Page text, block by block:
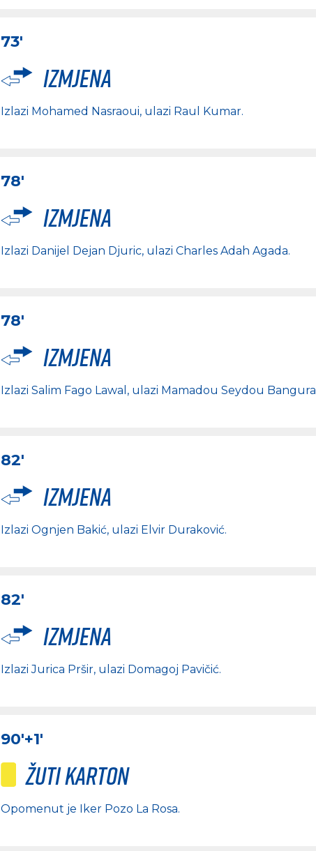
73'
Izmjena
Izlazi Mohamed Nasraoui, ulazi Raul Kumar.
78'
Izmjena
Izlazi Danijel Dejan Djuric, ulazi Charles Adah Agada.
78'
Izmjena
Izlazi Salim Fago Lawal , ulazi Mamadou Seydou Bangura
82'
Izmjena
Izlazi Ognjen Bakić, ulazi Elvir Duraković.
82'
Izmjena
IzlaziJurica Pršir, ulazi Domagoj Pavičić.
90'+1'
Žuti karton
Opomenut je Iker Pozo La Rosa.